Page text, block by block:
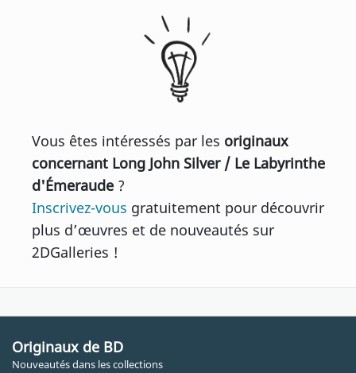
Vous êtes intéressés par les originaux
concernant Long John Silver / Le Labyrinthe
d'Émeraude ?
Inscrivez-vous gratuitement pour découvrir
plus d’œuvres et de nouveautés sur
2DGalleries !
Originaux de BD
Nouveautés dans les collections